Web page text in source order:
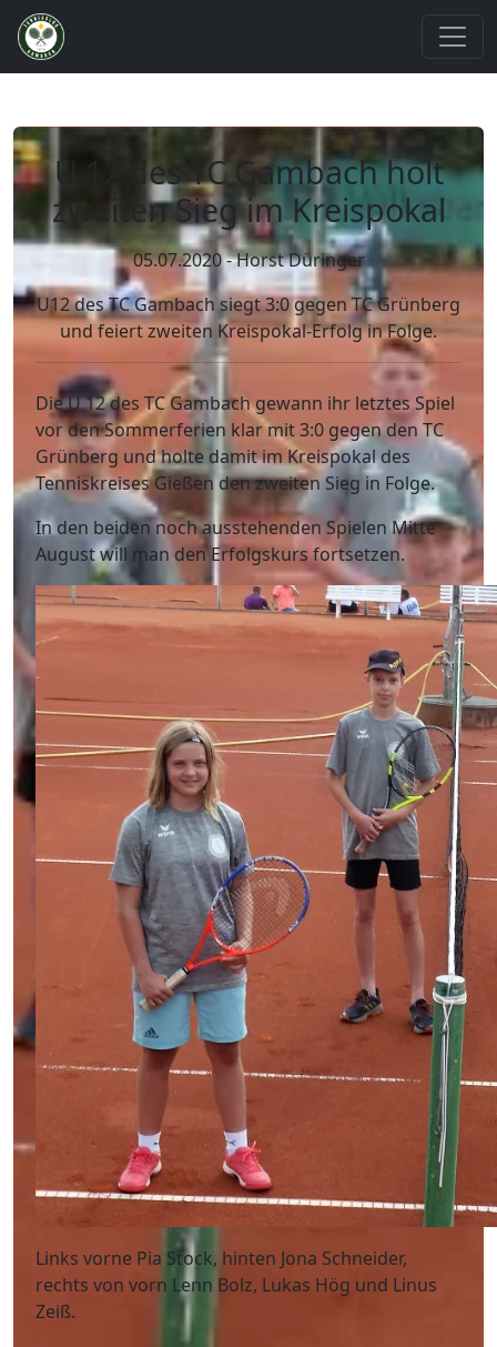
U 12 des TC Gambach holt
zweiten Sieg im Kreispokal
05.07.2020 - Horst Düringer
U12 des TC Gambach siegt 3:0 gegen TC Grünberg
und feiert zweiten Kreispokal-Erfolg in Folge.
Die U 12 des TC Gambach gewann ihr letztes Spiel
vor den Sommerferien klar mit 3:0 gegen den TC
Grünberg und holte damit im Kreispokal des
Tenniskreises Gießen den zweiten Sieg in Folge.
In den beiden noch ausstehenden Spielen Mitte
August will man den Erfolgskurs fortsetzen.
Links vorne Pia Stock, hinten Jona Schneider,
rechts von vorn Lenn Bolz, Lukas Hög und Linus
Zeiß.